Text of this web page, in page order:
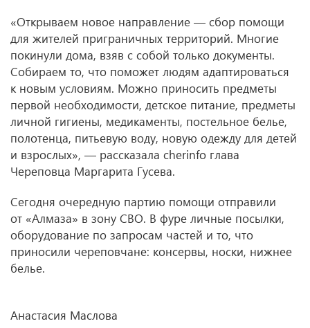
«Открываем новое направление — сбор помощи
для жителей приграничных территорий. Многие
покинули дома, взяв с собой только документы.
Собираем то, что поможет людям адаптироваться
к новым условиям. Можно приносить предметы
первой необходимости, детское питание, предметы
личной гигиены, медикаменты, постельное белье,
полотенца, питьевую воду, новую одежду для детей
и взрослых», — рассказала cherinfo глава
Череповца Маргарита Гусева.
Сегодня очередную партию помощи отправили
от «Алмаза» в зону СВО. В фуре личные посылки,
оборудование по запросам частей и то, что
приносили череповчане: консервы, носки, нижнее
белье.
Анастасия Маслова